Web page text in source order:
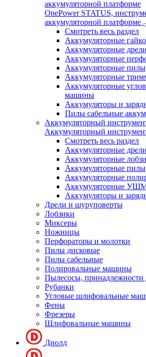
аккумуляторной платформе
OnePower STATUS,
аккумуляторной платформе
Смотреть весь раздел
Аккумуляторные
Аккумуляторные
Аккумуляторные
Аккумуляторные пилы
Аккумуляторные
Аккумуляторные
машины
Аккумуляторы и
Пилы сабельные
Аккумуляторный
Аккумуляторный
Смотреть весь раздел
Аккумуляторные
Аккумуляторные
Аккумуляторные пилы
Аккумуляторные
Аккумуляторные
Аккумуляторы и
Дрели и шуруповерты
Лобзики
Миксеры
Ножницы
Перфораторы и молотки
Пилы дисковые
Пилы сабельные
Полировальные машины
Пылесосы, принадлежности
Рубанки
Угловые шлифовальные
Фены
Фрезеры
Шлифовальные машины
Диолд